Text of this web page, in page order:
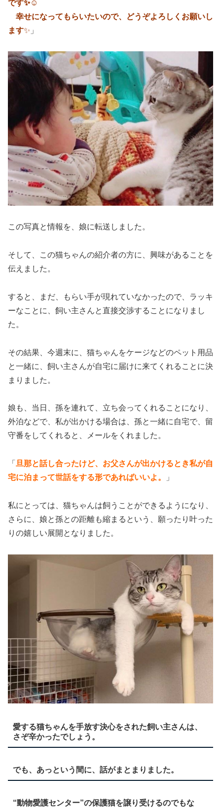
です✨☺️
幸せになってもらいたいので、どうぞよろしくお願いし
ます✨ 」
この写真と情報を、娘に転送しました。
そして、この猫ちゃんの紹介者の方に、興味があることを
伝えました。
すると、まだ、もらい手が現れていなかったので、ラッキ
ーなことに、飼い主さんと直接交渉することになりまし
た。
その結果、今週末に、猫ちゃんをケージなどのペット用品
と一緒に、飼い主さんが自宅に届けに来てくれることに決
まりました。
娘も、当日、孫を連れて、立ち会ってくれることになり、
外泊などで、私が出かける場合は、孫と一緒に自宅で、留
守番をしてくれると、メールをくれました。
「 旦那と話し合ったけど、お父さんが出かけるとき私が自
宅に泊まって世話をする形であればいいよ。
」
私にとっては、猫ちゃんは飼うことができるようになり、
さらに、娘と孫との距離も縮まるという、願ったり叶った
りの嬉しい展開となりました。
愛する猫ちゃんを手放す決心をされた飼い主さんは、
さぞ辛かったでしょう。
でも、あっという間に、話がまとまりました。
“動物愛護センター”の保護猫を譲り受けるのでもな